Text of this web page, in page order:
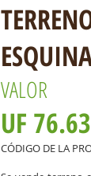
VALOR
UF
CÓDIGO DE LA